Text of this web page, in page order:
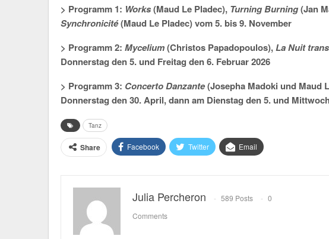
> Programm 1: Works(Maud Le Pladec), Turning Burning(Jan
Synchronicité(Maud Le Pladec) vom 5. bis 9. November
> Programm 2: Mycelium(Christos Papadopoulos),La Nuit
Donnerstag den 5. und Freitag den 6. Februar 2026
> Programm 3: Concerto Danzante(Josepha Madoki und Maud
Donnerstag den 30. April, dann am Dienstag den 5. und
Tanz
Share Facebook Twitter Email
Julia Percheron 589 Posts
0
Comments